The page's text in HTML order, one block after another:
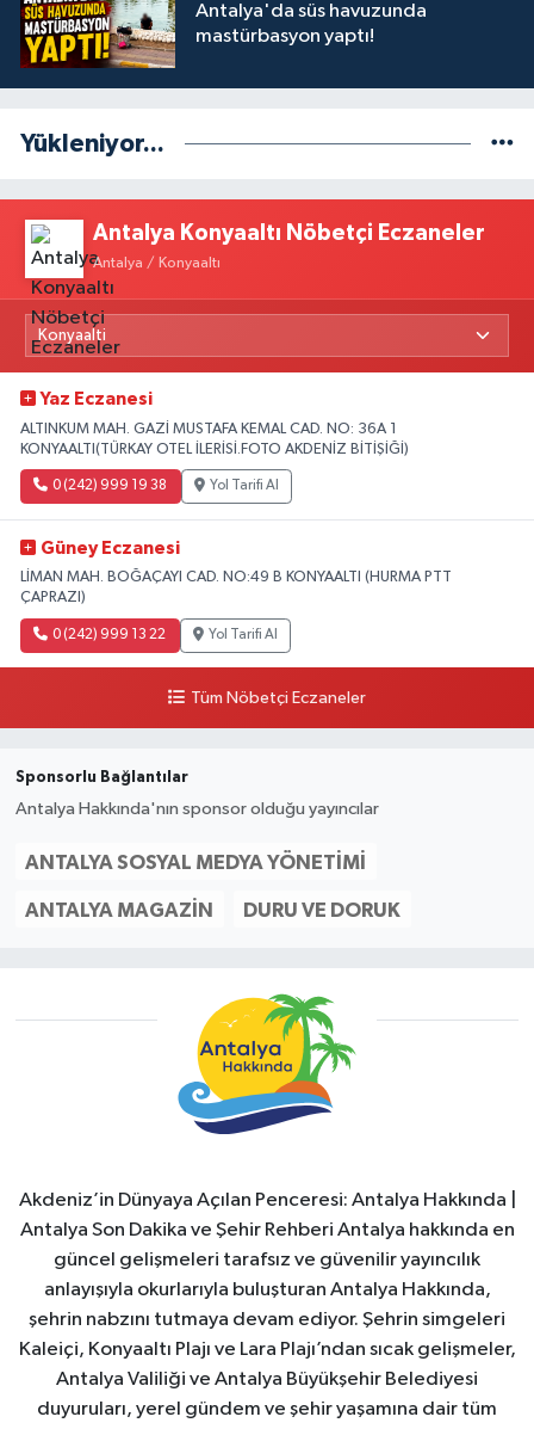
Antalya'da süs havuzunda
mastürbasyon yaptı!
Yükleniyor...
Antalya Konyaaltı Nöbetçi Eczaneler
Antalya / Konyaaltı
Yaz Eczanesi
ALTINKUM MAH. GAZİ MUSTAFA KEMAL CAD. NO: 36A 1
KONYAALTI(TÜRKAY OTEL İLERİSİ.FOTO AKDENİZ BİTİŞİĞİ)
0 (242) 999 19 38 Yol Tarifi Al
Güney Eczanesi
LİMAN MAH. BOĞAÇAYI CAD. NO:49 B KONYAALTI (HURMA PTT
ÇAPRAZI)
0 (242) 999 13 22 Yol Tarifi Al
Tüm Nöbetçi Eczaneler
Sponsorlu Bağlantılar
Antalya Hakkında'nın sponsor olduğu yayıncılar
ANTALYA SOSYAL MEDYA YÖNETIMI
ANTALYA MAGAZIN DURU VE DORUK
Akdeniz’in Dünyaya Açılan Penceresi: Antalya Hakkında |
Antalya Son Dakika ve Şehir Rehberi Antalya hakkında en
güncel gelişmeleri tarafsız ve güvenilir yayıncılık
anlayışıyla okurlarıyla buluşturan Antalya Hakkında,
şehrin nabzını tutmaya devam ediyor. Şehrin simgeleri
Kaleiçi, Konyaaltı Plajı ve Lara Plajı’ndan sıcak gelişmeler,
Antalya Valiliği ve Antalya Büyükşehir Belediyesi
duyuruları, yerel gündem ve şehir yaşamına dair tüm